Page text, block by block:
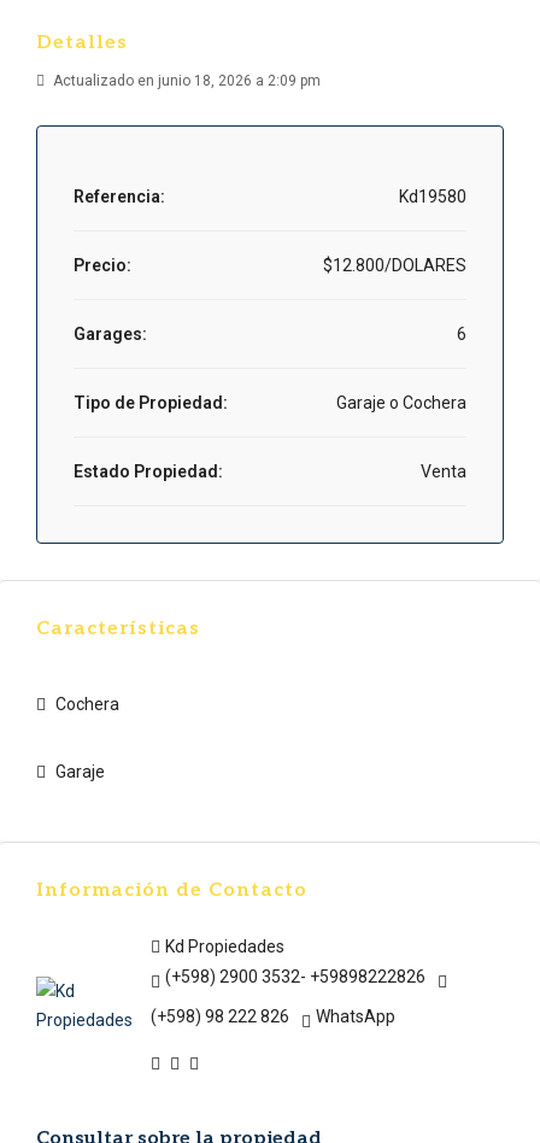
Detalles
Actualizado en junio 18, 2026 a 2:09 pm
Referencia: Kd19580
Precio: $12.800/DOLARES
Garages: 6
Tipo de Propiedad: Garaje o Cochera
Estado Propiedad: Venta
Características
Cochera
Garaje
Información de Contacto
Kd Propiedades
(+598) 2900 3532- +59898222826
(+598) 98 222 826 WhatsApp